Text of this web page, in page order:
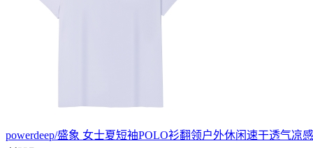
powerdeep/盛象 女士夏短袖POLO衫翻领户外休闲速干透气凉